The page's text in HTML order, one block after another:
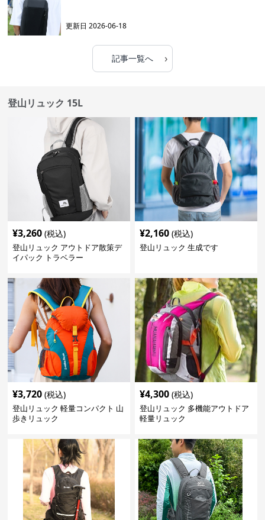
更新日2026-06-18
記事一覧へ ›
登山リュック 15L
¥3,260 (税込)
登山リュック アウトドア散策デ
イパック トラベラー
¥2,160 (税込)
登山リュック 生成です
¥3,720 (税込)
登山リュック 軽量コンパクト 山
歩きリュック
¥4,300 (税込)
登山リュック 多機能アウトドア
軽量リュック